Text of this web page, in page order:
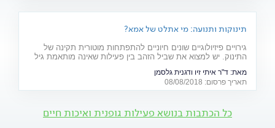
תינוקות ותנועה: מי אתלט של אמא?
גירויים פיזיולוגיים שונים חיוניים להתפתחות מוטורית תקינה של
התינוק. יש למצוא את שביל הזהב בין פעילות שאינה מותאמת גיל
"בטטת כורסה". למקומות, היכון - זחל!
מאת: ד"ר איתי זיו ודגנית גלסמן
תאריך פרסום: 08/08/2018
כל הכתבות בנושא פעילות גופנית ואיכות חיים